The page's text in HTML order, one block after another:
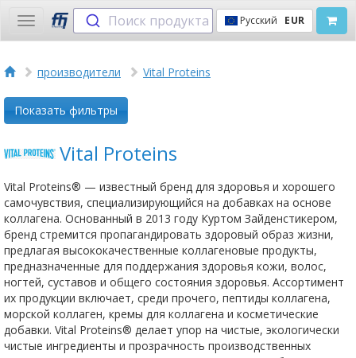
Toggle
navigation
Поиск продукта Русский EUR
производители Vital Proteins
Показать фильтры
Vital Proteins
Vital Proteins® — известный бренд для здоровья и хорошего
самочувствия, специализирующийся на добавках на основе
коллагена. Основанный в 2013 году Куртом Зайденстикером,
бренд стремится пропагандировать здоровый образ жизни,
предлагая высококачественные коллагеновые продукты,
предназначенные для поддержания здоровья кожи, волос,
ногтей, суставов и общего состояния здоровья. Ассортимент
их продукции включает, среди прочего, пептиды коллагена,
морской коллаген, кремы для коллагена и косметические
добавки. Vital Proteins® делает упор на чистые, экологически
чистые ингредиенты и прозрачность производственных